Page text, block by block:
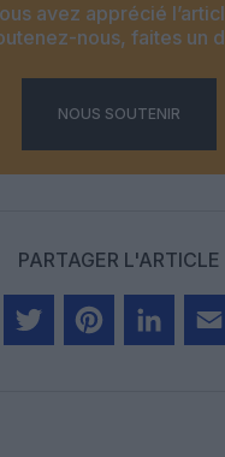
avez apprécié
nous, faites un
NOUS SOUTENIR
PARTAGER L'ARTICLE